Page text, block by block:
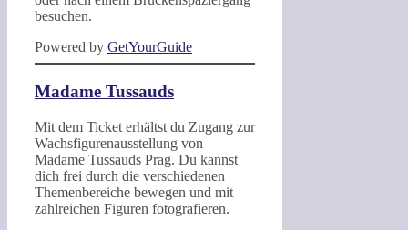
besuchen.
Powered by GetYourGuide
Madame Tussauds
Mit dem Ticket erhältst du Zugang zur
Wachsfigurenausstellung von
Madame Tussauds Prag. Du kannst
dich frei durch die verschiedenen
Themenbereiche bewegen und mit
zahlreichen Figuren fotografieren.